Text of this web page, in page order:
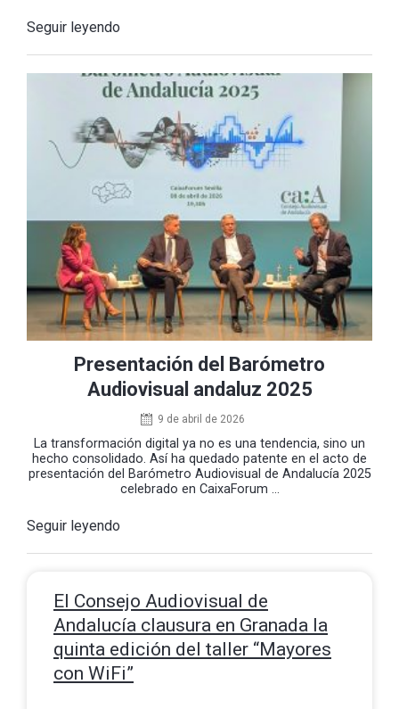
Seguir leyendo
Presentación del Barómetro
Audiovisual andaluz 2025
9 de abril de 2026
La transformación digital ya no es una tendencia, sino un
hecho consolidado. Así ha quedado patente en el acto de
presentación del Barómetro Audiovisual de Andalucía 2025
celebrado en CaixaForum ...
Seguir leyendo
El Consejo Audiovisual de
Andalucía clausura en Granada la
quinta edición del taller “Mayores
con WiFi”